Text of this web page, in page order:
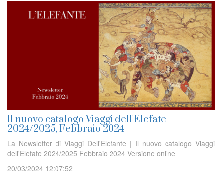
Il nuovo catalogo Viaggi dell'Elefate
2024/2025, Febbraio 2024
La Newsletter di Viaggi Dell'Elefante | Il nuovo catalogo Viaggi
dell'Elefate 2024/2025 Febbraio 2024 Versione online
20/03/2024 12:07:52